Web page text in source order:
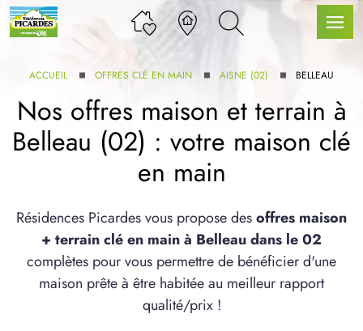
GAMME
SERVICE BDL EXTENSION
ACCUEIL OFFRES CLÉ EN MAIN AISNE (02) BELLEAU
Nos offres maison et terrain à
Belleau (02) : votre maison clé
en main
Résidences Picardes vous propose desoffres maison
+ terrain clé en main à Belleau dans le 02
complètes pour vous permettre de bénéficier d'une
maison prête à être habitée au meilleur rapport
qualité/prix !